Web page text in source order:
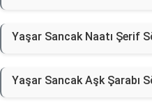
Yaşar Sancak Naatı Şerif
Yaşar Sancak Aşk Şarabı